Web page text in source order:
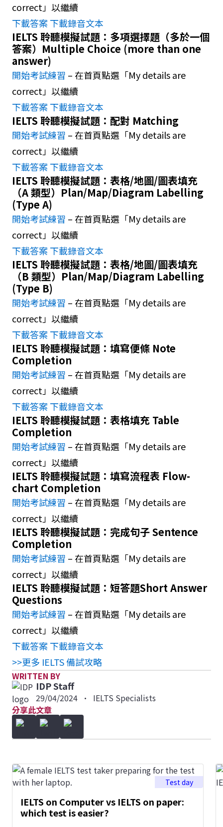
correct」以繼續
下載答案 下載錄音文本
IELTS 聆聽模擬試題：多項選擇題（多於一個
答案）Multiple Choice (more than one
answer)
開始考試練習 – 在首頁點選「My details are
correct」以繼續
下載答案 下載錄音文本
IELTS 聆聽模擬試題：配對 Matching
開始考試練習 – 在首頁點選「My details are
correct」以繼續
下載答案 下載錄音文本
IELTS 聆聽模擬試題：表格/地圖/圖表填充
（A 類型）Plan/Map/Diagram Labelling
(Type A)
開始考試練習 – 在首頁點選「My details are
correct」以繼續
下載答案 下載錄音文本
IELTS 聆聽模擬試題：表格/地圖/圖表填充
（B 類型）Plan/Map/Diagram Labelling
(Type B)
開始考試練習 – 在首頁點選「My details are
correct」以繼續
下載答案 下載錄音文本
IELTS 聆聽模擬試題：填寫便條 Note
Completion
開始考試練習 – 在首頁點選「My details are
correct」以繼續
下載答案 下載錄音文本
IELTS 聆聽模擬試題：表格填充 Table
Completion
開始考試練習 – 在首頁點選「My details are
correct」以繼續
IELTS 聆聽模擬試題：填寫流程表 Flow-
chart Completion
開始考試練習 – 在首頁點選「My details are
correct」以繼續
IELTS 聆聽模擬試題：完成句子 Sentence
Completion
開始考試練習 – 在首頁點選「My details are
correct」以繼續
IELTS 聆聽模擬試題：短答題Short Answer
Questions
開始考試練習 – 在首頁點選「My details are
correct」以繼續
下載答案 下載錄音文本
>>更多 IELTS 備試攻略
WRITTEN BY
IDP Staff
29/04/2024 •
IELTS Specialists
分享此文章
Test day
IELTS on Computer vs IELTS on paper:
which test is easier?